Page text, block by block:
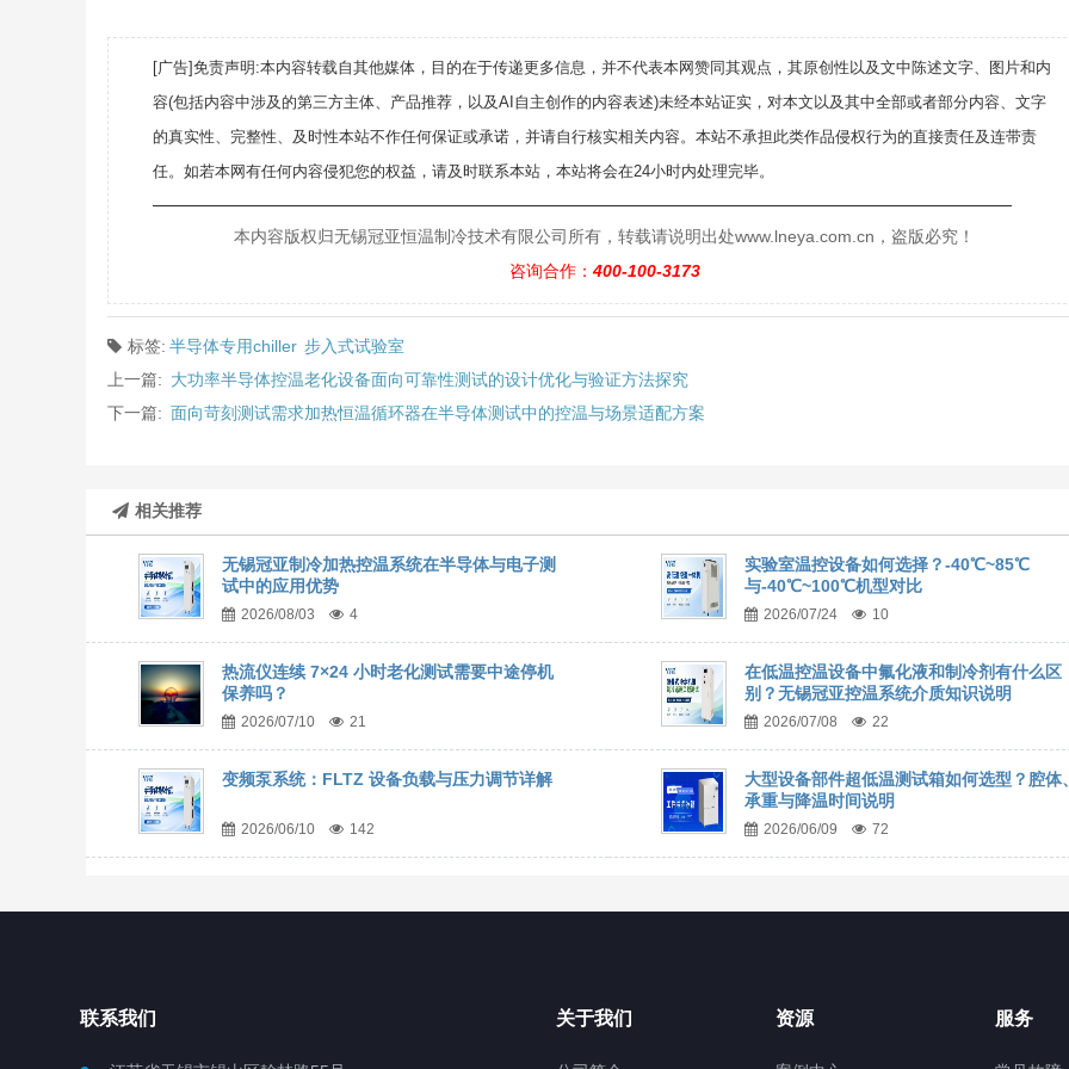
[广告]免责声明:本内容转载自其他媒体，目的在于传递更多信息，并不代表本网赞同其观点，其原创性以及文中陈述文字、图片和内
容(包括内容中涉及的第三方主体、产品推荐，以及AI自主创作的内容表述)未经本站证实，对本文以及其中全部或者部分内容、文字
的真实性、完整性、及时性本站不作任何保证或承诺，并请自行核实相关内容。本站不承担此类作品侵权行为的直接责任及连带责
任。如若本网有任何内容侵犯您的权益，请及时联系本站，本站将会在24小时内处理完毕。
—————————————————————————————————————————————
本内容版权归无锡冠亚恒温制冷技术有限公司所有，转载请说明出处www.lneya.com.cn，盗版必究！
咨询合作： 400-100-3173
标签: 半导体专用chiller 步入式试验室
上一篇: 大功率半导体控温老化设备面向可靠性测试的设计优化与验证方法探究
下一篇: 面向苛刻测试需求加热恒温循环器在半导体测试中的控温与场景适配方案
相关推荐
无锡冠亚制冷加热控温系统在半导体与电子测
试中的应用优势
2026/08/03 4
实验室温控设备如何选择？-40℃~85℃
与-40℃~100℃机型对比
2026/07/24 10
热流仪连续 7×24 小时老化测试需要中途停机
保养吗？
2026/07/10 21
在低温控温设备中氟化液和制冷剂有什么区
别？无锡冠亚控温系统介质知识说明
2026/07/08 22
变频泵系统：FLTZ 设备负载与压力调节详解
2026/06/10 142
大型设备部件超低温测试箱如何选型？腔体、
承重与降温时间说明
2026/06/09 72
联系我们 关于我们 资源 服务